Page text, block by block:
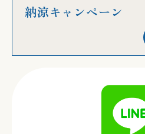
納涼キャンペーン